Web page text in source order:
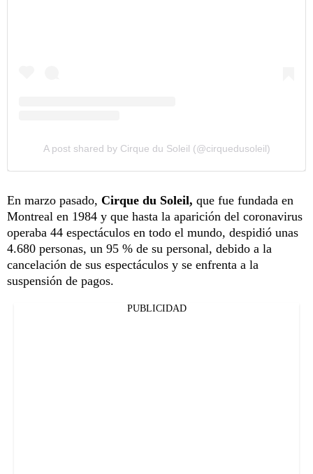
A post shared by Cirque du Soleil (@cirquedusoleil)
En marzo pasado, Cirque du Soleil, que fue fundada en
Montreal en 1984 y que hasta la aparición del coronavirus
operaba 44 espectáculos en todo el mundo, despidió unas
4.680 personas, un 95 % de su personal, debido a la
cancelación de sus espectáculos y se enfrenta a la
suspensión de pagos.
PUBLICIDAD